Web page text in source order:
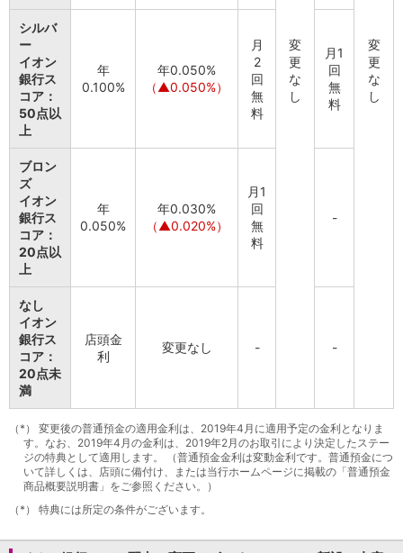
カードローン
目的別ローン
目的別ローンマイページ
保険
保険TOP
個人年金保険
医療保険
がん保険
就業不能保険
認知症保険
海外旅行保険
国内旅行傷害保険
スマホ保険
傷害保険
介護保険
カード
クレジットカード
デビットカード
インターネットバンキング
アプリ
イオン銀行アプリTOP
通帳アプリ
イオン銀行PayB
イオングループアプリ
iAEON
支払・入金・サービス
変
更
な
し
変
更
な
し
シルバ
ー
イオン
銀行ス
コア：
50点以
上
年
0.100%
年0.050%
（▲0.050%）
月
2
回
無
料
月1
回
無
料
ブロン
ズ
イオン
銀行ス
コア：
20点以
上
年
0.050%
年0.030%
（▲0.020%）
月1
回
無
料
-
なし
イオン
銀行ス
コア：
20点未
満
店頭金
利
変更なし - -
（*）
変更後の普通預金の適用金利は、2019年4月に適用予定の金利となりま
す。なお、2019年4月の金利は、2019年2月のお取引により決定したステー
ジの特典として適用します。 （普通預金金利は変動金利です。普通預金につ
いて詳しくは、店頭に備付け、または当行ホームページに掲載の「普通預金
商品概要説明書」をご参照ください。）
（*）
特典には所定の条件がございます。